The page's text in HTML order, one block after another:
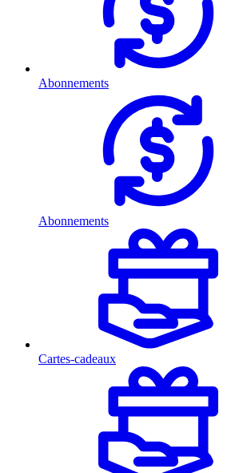
Abonnements
Abonnements
Cartes-cadeaux